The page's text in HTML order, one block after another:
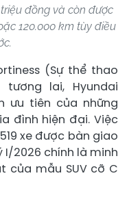
đồng và còn được
120.000 km tùy điều
(Sự thể thao
lai, Hyundai
ưu tiên của những
đình hiện đại. Việc
xe được bàn giao
2026 chính là minh
của mẫu SUV cỡ C